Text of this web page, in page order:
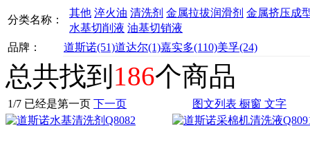
分类名称：
其他 淬火油 清洗剂 金属拉拔润滑剂 金属挤压成
水基切削液 油基切销液
品牌：
道斯诺(51)道达尔(1)嘉实多(110)美孚(24)
总共找到 186个商品
1/7 已经是第一页 下一页 图文列表 橱窗 文字